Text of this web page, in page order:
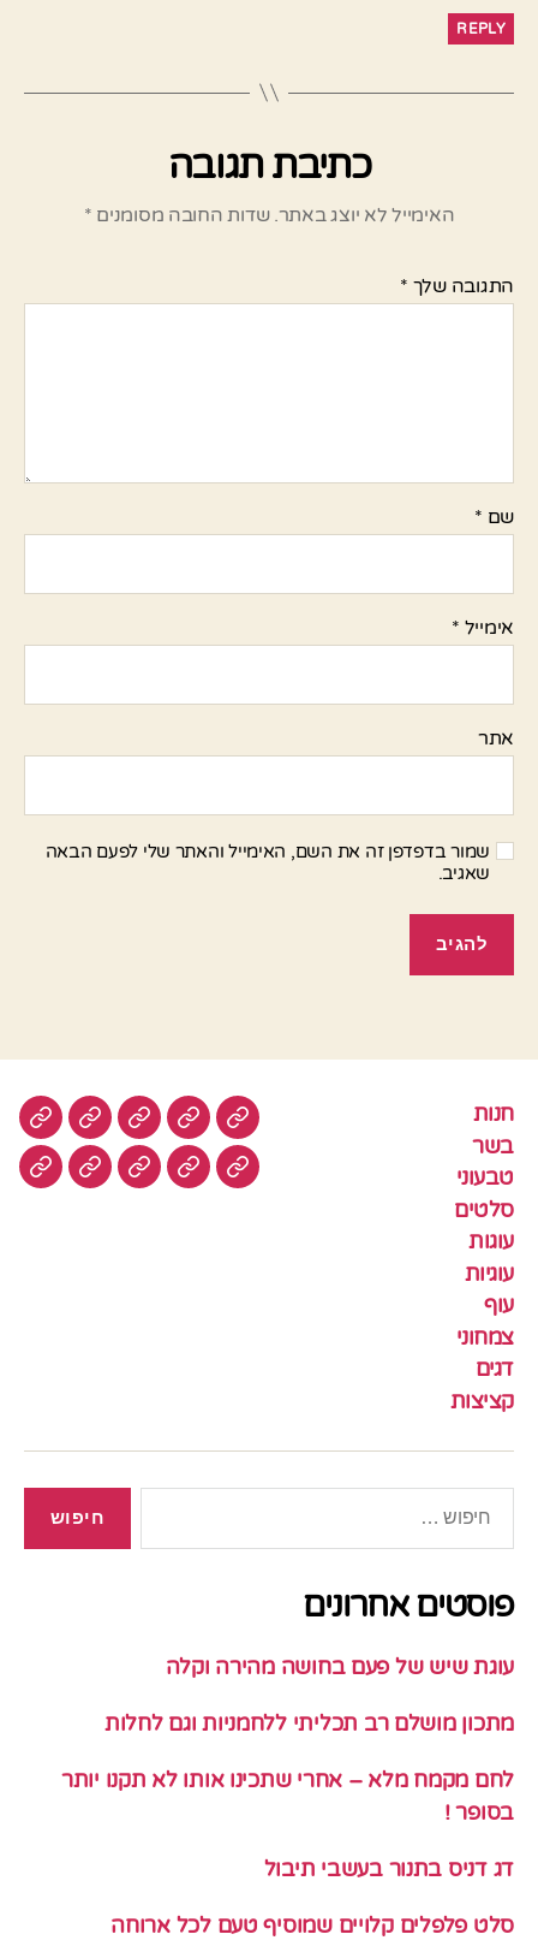
REPLY
כתיבת תגובה
האימייל לא יוצג באתר. שדות החובה מסומנים *
התגובה שלך *
שם *
אימייל *
אתר
שמור בדפדפן זה את השם, האימייל והאתר שלי לפעם הבאה
שאגיב.
חנות
בשר
טבעוני
סלטים
עוגות
עוגיות
עוף
צמחוני
דגים
קציצות
חנות בשר טבעוניסלטים
עוגיותעוף צמחונידגים
פוסטים אחרונים
עוגת שיש של פעם בחושה מהירה וקלה
מתכון מושלם רב תכליתי ללחמניות וגם לחלות
לחם מקמח מלא – אחרי שתכינו אותו לא תקנו יותר
בסופר !
דג דניס בתנור בעשבי תיבול
סלט פלפלים קלויים שמוסיף טעם לכל ארוחה